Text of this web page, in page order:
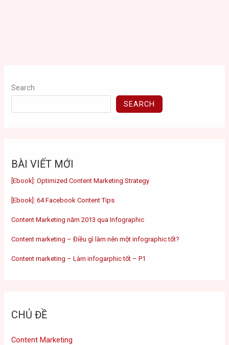
Search
SEARCH
BÀI VIẾT MỚI
[Ebook]: Optimized Content Marketing Strategy
[Ebook]: 64 Facebook Content Tips
Content Marketing năm 2013 qua Infographic
Content marketing – Điều gì làm nên một infographic tốt?
Content marketing – Làm infogarphic tốt – P1
CHỦ ĐỀ
Content Marketing